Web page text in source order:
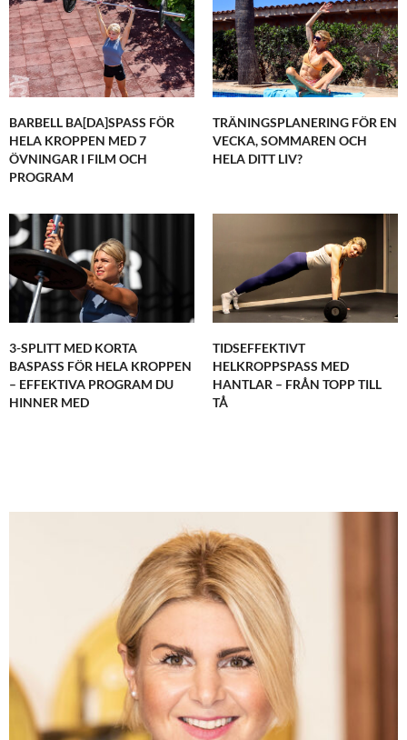
BARBELL BA[DA]SPASS FÖR
HELA KROPPEN MED 7
ÖVNINGAR I FILM OCH
PROGRAM
TRÄNINGSPLANERING FÖR EN
VECKA, SOMMAREN OCH
HELA DITT LIV?
3-SPLITT MED KORTA
BASPASS FÖR HELA KROPPEN
– EFFEKTIVA PROGRAM DU
HINNER MED
TIDSEFFEKTIVT
HELKROPPSPASS MED
HANTLAR – FRÅN TOPP TILL
TÅ